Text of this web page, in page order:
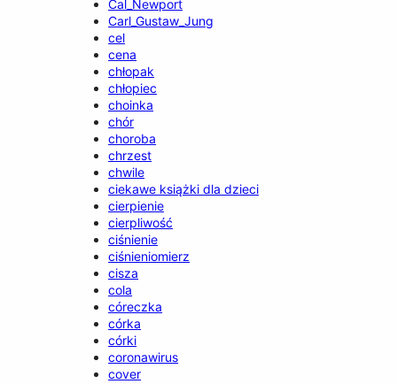
Cal_Newport
Carl_Gustaw_Jung
cel
cena
chłopak
chłopiec
choinka
chór
choroba
chrzest
chwile
ciekawe książki dla dzieci
cierpienie
cierpliwość
ciśnienie
ciśnieniomierz
cisza
cola
córeczka
córka
córki
coronawirus
cover